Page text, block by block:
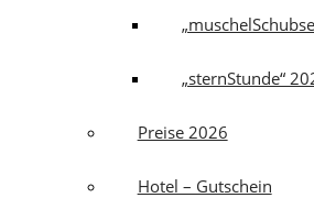
„sternStunde“
Preise 2026
Hotel – Gutschein